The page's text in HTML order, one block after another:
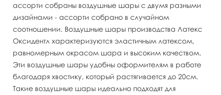
ассорти собраны воздушные шары с двумя разными
дизайнами - ассорти собрано в случайном
соотношении. Воздушные шары производства Латекс
Оксидентл характеризуются эластичным латексом,
равномерным окрасом шара и высоким качеством.
Эти воздушные шары удобны оформителям в работе
благодаря хвостику, который растягивается до 20см.
Такие воздушные шары идеально подходят для